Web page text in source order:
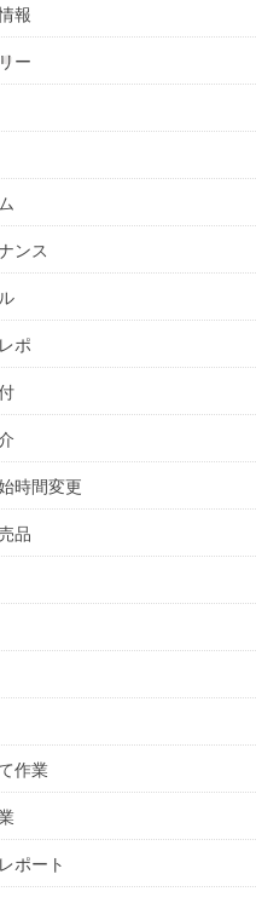
報
ー
ンス
ポ
時間変更
品
作業
ポート